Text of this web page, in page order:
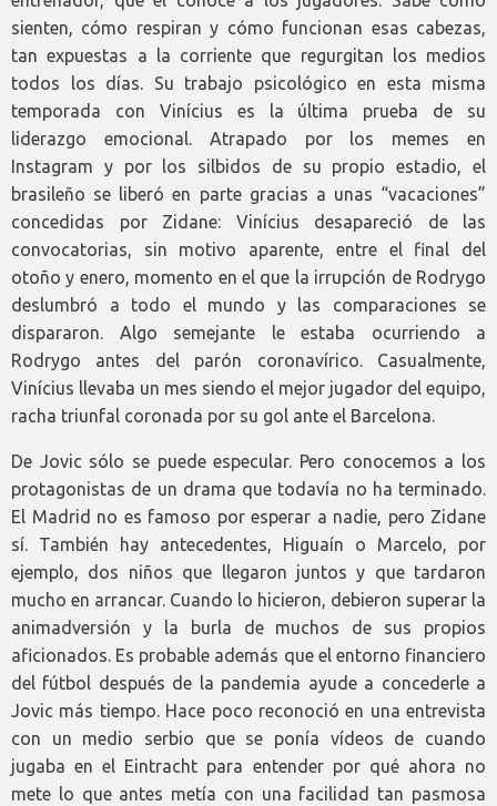
sienten, cómo respiran y cómo funcionan esas cabezas,
tan expuestas a la corriente que regurgitan los medios
todos los días. Su trabajo psicológico en esta misma
temporada con Vinícius es la última prueba de su
liderazgo emocional. Atrapado por los memes en
Instagram y por los silbidos de su propio estadio, el
brasileño se liberó en parte gracias a unas “vacaciones”
concedidas por Zidane: Vinícius desapareció de las
convocatorias, sin motivo aparente, entre el final del
otoño y enero, momento en el que la irrupción de Rodrygo
deslumbró a todo el mundo y las comparaciones se
dispararon. Algo semejante le estaba ocurriendo a
Rodrygo antes del parón coronavírico. Casualmente,
Vinícius llevaba un mes siendo el mejor jugador del equipo,
racha triunfal coronada por su gol ante el Barcelona.
De Jovic sólo se puede especular. Pero conocemos a los
protagonistas de un drama que todavía no ha terminado.
El Madrid no es famoso por esperar a nadie, pero Zidane
sí. También hay antecedentes, Higuaín o Marcelo, por
ejemplo, dos niños que llegaron juntos y que tardaron
mucho en arrancar. Cuando lo hicieron, debieron superar la
animadversión y la burla de muchos de sus propios
aficionados. Es probable además que el entorno financiero
del fútbol después de la pandemia ayude a concederle a
Jovic más tiempo. Hace poco reconoció en una entrevista
con un medio serbio que se ponía vídeos de cuando
jugaba en el Eintracht para entender por qué ahora no
mete lo que antes metía con una facilidad tan pasmosa